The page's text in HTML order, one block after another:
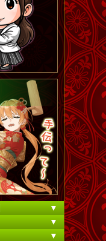
▼
▼
▼